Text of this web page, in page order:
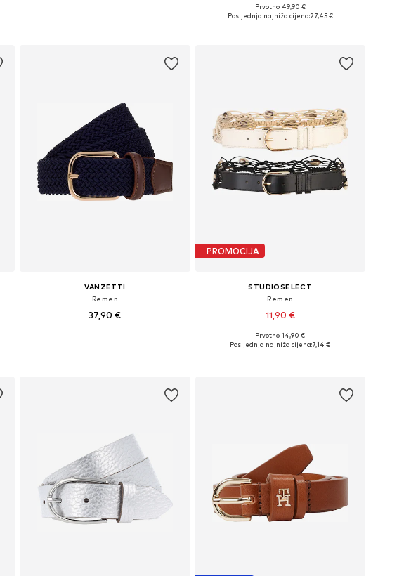
Dostupne veličine: 80, 85, 90, 95, 100
Prvotno: 49,90 €
Posljednja najniža cijena:27,45 €
VANZETTI
Remen
37,90 €
PROMOCIJA
STUDIOSELECT
Remen
11,90 €
Dostupne veličine: 80, 85, 90, 95
Prvotno: 14,90 €
Posljednja najniža cijena:7,14 €